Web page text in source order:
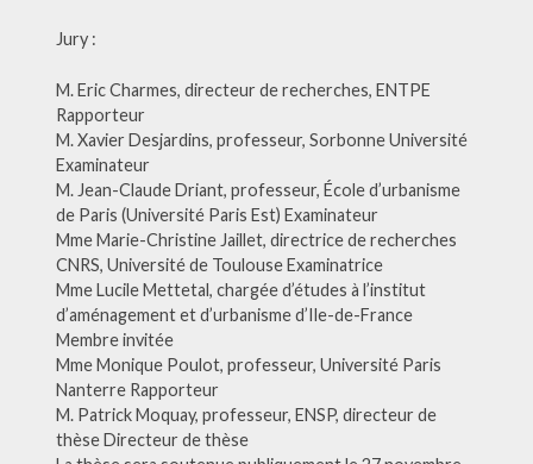
Jury :
M. Eric Charmes, directeur de recherches, ENTPE
Rapporteur
M. Xavier Desjardins, professeur, Sorbonne Université
Examinateur
M. Jean-Claude Driant, professeur, École d’urbanisme
de Paris (Université Paris Est) Examinateur
Mme Marie-Christine Jaillet, directrice de recherches
CNRS, Université de Toulouse Examinatrice
Mme Lucile Mettetal, chargée d’études à l’institut
d’aménagement et d’urbanisme d’Ile-de-France
Membre invitée
Mme Monique Poulot, professeur, Université Paris
Nanterre Rapporteur
M. Patrick Moquay, professeur, ENSP, directeur de
thèse Directeur de thèse